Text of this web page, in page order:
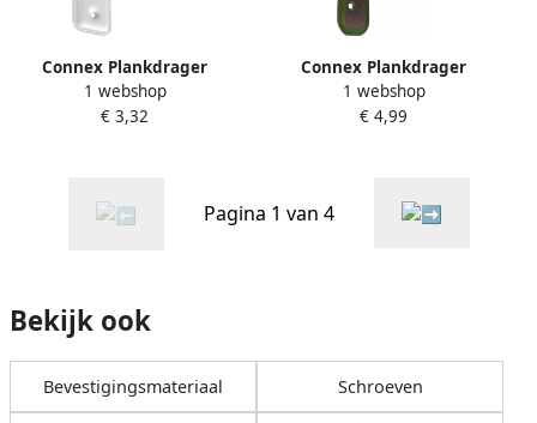
Connex Plankdrager
115X80X40 Wi DY2004060
1 webshop
€ 3,32
Connex Plankdrager
160X100X40 Vz DY2004092
1 webshop
€ 4,99
Pagina 1 van 4
Bekijk ook
Bevestigingsmateriaal Schroeven